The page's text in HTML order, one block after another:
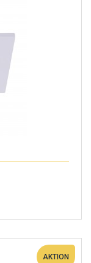
AKTION